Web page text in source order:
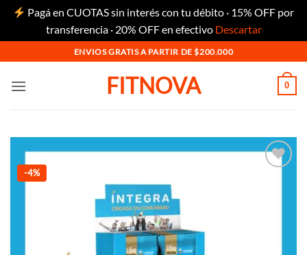
Pagá en CUOTAS sin interés con tu débito · 15% OFF por
transferencia · 20% OFF en efectivo Descartar
al
contenido
ENVIOS GRATIS A PARTIR DE $200.000
FITNOVA 0
-4%